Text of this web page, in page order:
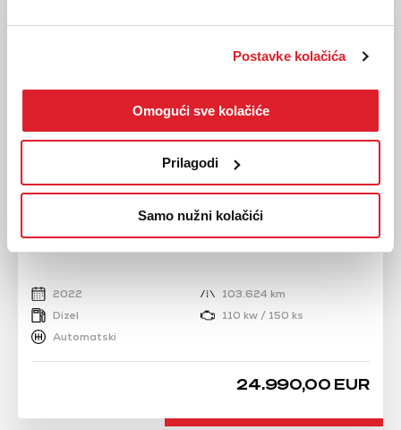
Postavke kolačića
Omogući sve kolačiće
Prilagodi
Samo nužni kolačići
PASSAT 2.0 TDI
2022
103.624 km
Dizel
110 kw / 150 ks
Automatski
24.990,00 EUR